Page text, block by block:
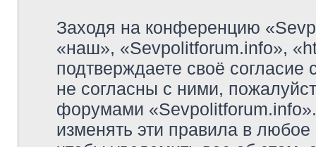
Заходя на конференцию
«наш», «Sevpolitforum.info»,
подтверждаете своё
не согласны с ними,
форумами
изменять эти правила в